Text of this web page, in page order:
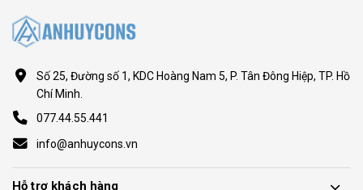
Số 25, Đường số 1, KDC Hoàng Nam 5, P. Tân Đông Hiệp, TP. Hồ
Chí Minh.
077.44.55.441
info@anhuycons.vn
Hỗ trợ khách hàng